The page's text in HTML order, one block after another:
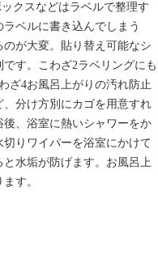
ックスなどはラベルで整理す
ベルに書き込んでしまう
が大変。貼り替え可能なシ
す。こわざ2ラベリングにも
ざ4お風呂上がりの汚れ防止
分け方別にカゴを用意すれ
、浴室に熱いシャワーをか
りワイパーを浴室にかけて
水垢が防げます。お風呂上
す。